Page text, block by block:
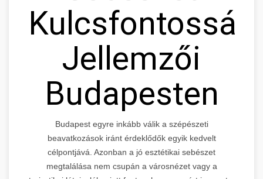
Jellemzői
Budapesten
Budapest egyre inkább válik a szépészeti
beavatkozások iránt érdeklődők egyik kedvelt
célpontjává. Azonban a jó esztétikai sebészet
megtalálása nem csupán a városnézet vagy a